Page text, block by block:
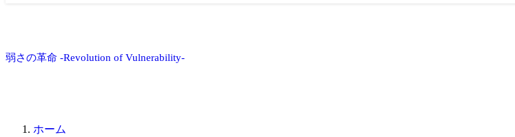
弱さの革命 -Revolution of Vulnerability-
ホーム